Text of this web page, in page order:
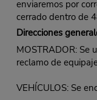
enviaremos por
cerrado dentro de
Direcciones
MOSTRADOR: Se
reclamo de
VEHÍCULOS: Se